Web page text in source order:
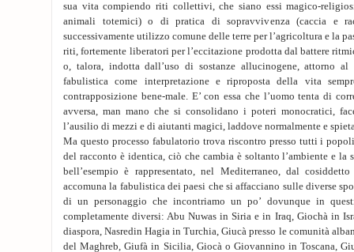
sua vita compiendo riti collettivi, che siano essi magico-
animali totemici) o di pratica di sopravvivenza (caccia e
successivamente utilizzo comune delle terre per l’agricoltura e la
riti, fortemente liberatori per l’eccitazione prodotta dal battere
o, talora, indotta dall’uso di sostanze allucinogene, attorno
fabulistica come interpretazione e riproposta della vita
contrapposizione bene-male. E’ con essa che l’uomo tenta di
avversa, man mano che si consolidano i poteri monocratici,
l’ausilio di mezzi e di aiutanti magici, laddove normalmente e
Ma questo processo fabulatorio trova riscontro presso tutti i
del racconto è identica, ciò che cambia è soltanto l’ambiente e la
bell’esempio è rappresentato, nel Mediterraneo, dal
accomuna la fabulistica dei paesi che si affacciano sulle diverse
di un personaggio che incontriamo un po’ dovunque in
completamente diversi: Abu Nuwas in Siria e in Iraq, Giochà in
diaspora, Nasredin Hagia in Turchia, Giucà presso le comunità
del Maghreb, Giufà in Sicilia, Giocà o Giovannino in Toscana,